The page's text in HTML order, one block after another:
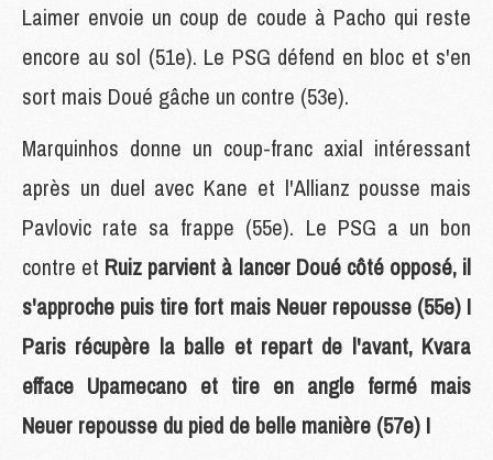
Laimer envoie un coup de coude à Pacho qui reste
encore au sol (51e). Le PSG défend en bloc et s'en
sort mais Doué gâche un contre (53e).
Marquinhos donne un coup-franc axial intéressant
après un duel avec Kane et l'Allianz pousse mais
Pavlovic rate sa frappe (55e). Le PSG a un bon
contre et Ruiz parvient à lancer Doué côté opposé, il
s'approche puis tire fort mais Neuer repousse (55e) !
Paris récupère la balle et repart de l'avant, Kvara
efface Upamecano et tire en angle fermé mais
Neuer repousse du pied de belle manière (57e) !